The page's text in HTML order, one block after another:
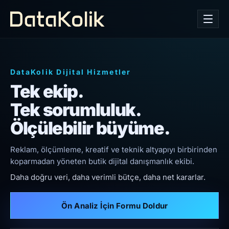
DataKolik Dijital Hizmetler
Tek ekip.
Tek sorumluluk.
Ölçülebilir büyüme.
Reklam, ölçümleme, kreatif ve teknik altyapıyı birbirinden
koparmadan yöneten butik dijital danışmanlık ekibi.
Daha doğru veri, daha verimli bütçe, daha net kararlar.
Ön Analiz İçin Formu Doldur